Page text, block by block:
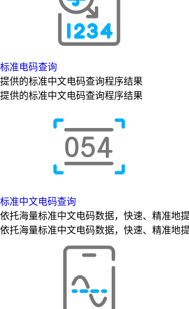
标准电码查询
提供的标准中文电码查询程序结果
提供的标准中文电码查询程序结果
标准中文电码查询
依托海量标准中文电码数据，快速、精准地
依托海量标准中文电码数据，快速、精准地